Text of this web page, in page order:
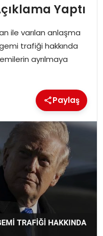
Yaptı
ile varılan anlaşma
trafiği hakkında
ayrılmaya
Paylaş